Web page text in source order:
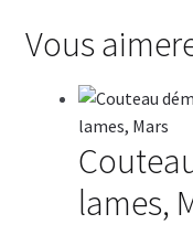
Vous
lames,